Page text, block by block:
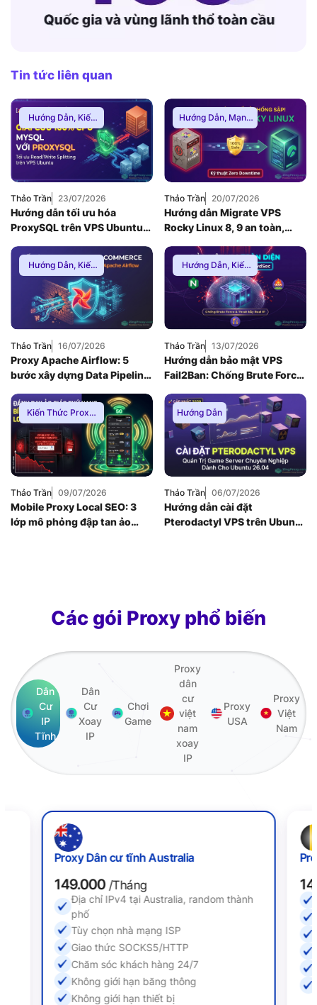
Tin tức liên quan
Hướng Dẫn, Kiến
Thức Proxy
Thảo Trần 23/07/2026
Hướng dẫn tối ưu hóa
ProxySQL trên VPS Ubuntu
Database MySQL (2026)
Hướng Dẫn, Mạng
Internnet
Thảo Trần 20/07/2026
Hướng dẫn Migrate VPS
Rocky Linux 8, 9 an toàn,
Hướng Dẫn, Kiến
Thức Proxy,Proxy
Dân Cư
Thảo Trần 16/07/2026
Proxy Apache Airflow: 5
bước xây dựng Data Pipeline
limit
Hướng Dẫn, Kiến
Thức Proxy,Mạng
Internnet
Thảo Trần 13/07/2026
Hướng dẫn bảo mật VPS
Fail2Ban: Chống Brute Force
Reverse Proxy
Kiến Thức Proxy,
Hướng Dẫn,Thuê
Proxy Việt Nam
Thảo Trần 09/07/2026
Mobile Proxy Local SEO: 3
lớp mô phỏng đập tan ảo
Hướng Dẫn
Thảo Trần 06/07/2026
Hướng dẫn cài đặt
Pterodactyl VPS trên Ubuntu
Các gói Proxy phổ biến
Dân
Cư
IP
Tĩnh
Dân
Cư
Xoay
IP
Chơi
Game
Proxy
dân
cư
việt
nam
xoay
IP
Proxy
USA
Proxy
Việt
Nam
Proxy Dân cư tĩnh Australia
149.000/Tháng
Địa chỉ IPv4 tại Australia, random thành
phố
Tùy chọn nhà mạng ISP
Giao thức SOCKS5/HTTP
Chăm sóc khách hàng 24/7
Không giới hạn băng thông
Không giới hạn thiết bị